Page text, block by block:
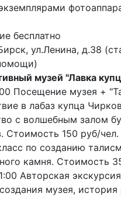
бесплатно
ул.Ленина, д.38
музей "Лавка
Посещение музея +
в лабаз купца
с волшебным залом
Стоимость 150 руб/чел.
по созданию
камня. Стоимость
Авторская
музея, история